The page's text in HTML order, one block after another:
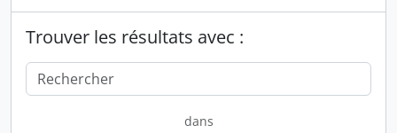
Trouver les résultats avec :
dans